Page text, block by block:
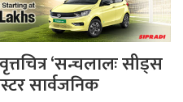
वृत्तचित्र ‘सन्चलालः सीड्स
सार्वजनिक